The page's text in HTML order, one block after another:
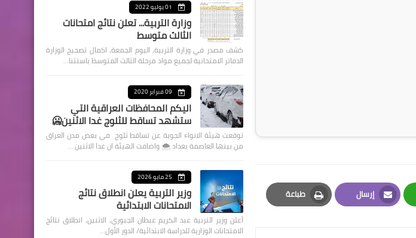
إرسال
Email
طباعة
Print
01 يوليو 2022
وزارة التربية... تعلن نتائج امتحانات
الثالث متوسط
كشف مصدر في وزارة التربية، اليوم الجمعة، اكمال تصحيح الوزارة
الدفاتر الامتحانية لجميع مواد مرحلة الثالث المتوسط باستثنا…
09 فبراير 2020
اليكم المحافظات العراقية التي
ستشهد تساقط للثلوج غدا الاثنين🥶
توقعت هيئة الانواء الجوية عن تساقط ثلوج في بعض مدن العراق
من بينها العاصمة بغداد ⁦🌨️⁩ واضافت الهيئة ان غدا الاثنين …
25 مايو 2026
وزير التربية يعلن انطلاق نتائج
الامتحانات الابتدائية
أعلن وزير التربية عبد الكريم عبطان الجبوري، الاثنين، انطلاق نتائج
الامتحانات الوزارية للدراسة الابتدائية/ الدور الأول…